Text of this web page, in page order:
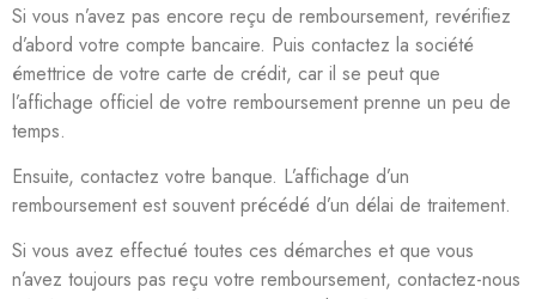
Si vous n’avez pas encore reçu de remboursement, revérifiez
d’abord votre compte bancaire. Puis contactez la société
émettrice de votre carte de crédit, car il se peut que
l’affichage officiel de votre remboursement prenne un peu de
temps.
Ensuite, contactez votre banque. L’affichage d’un
remboursement est souvent précédé d’un délai de traitement.
Si vous avez effectué toutes ces démarches et que vous
n’avez toujours pas reçu votre remboursement, contactez-nous